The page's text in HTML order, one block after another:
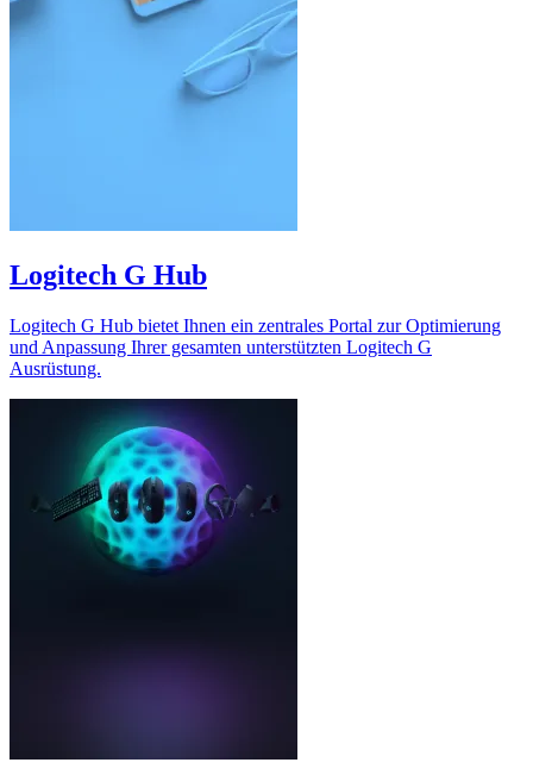
Logitech G Hub
Logitech G Hub bietet Ihnen ein zentrales Portal zur Optimierung
und Anpassung Ihrer gesamten unterstützten Logitech G
Ausrüstung.